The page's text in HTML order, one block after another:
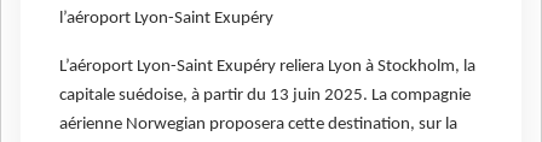
l’aéroport Lyon-Saint Exupéry
L’aéroport Lyon-Saint Exupéry reliera Lyon à Stockholm, la
capitale suédoise, à partir du 13 juin 2025. La compagnie
aérienne Norwegian proposera cette destination, sur la